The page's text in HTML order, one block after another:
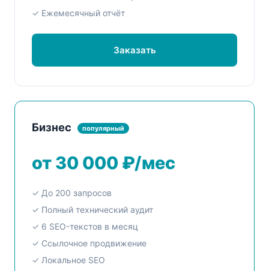
✓ Ежемесячный отчёт
Заказать
Бизнес популярный
от 30 000 ₽/мес
✓ До 200 запросов
✓ Полный технический аудит
✓ 6 SEO-текстов в месяц
✓ Ссылочное продвижение
✓ Локальное SEO